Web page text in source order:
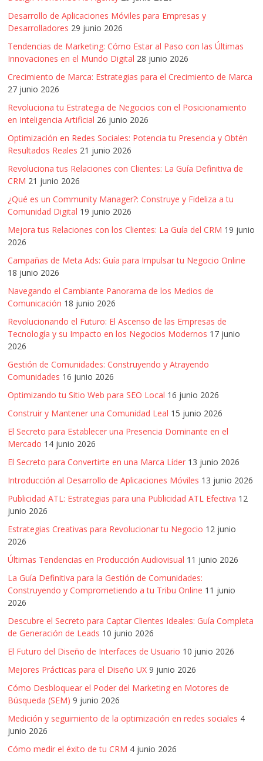
Agencias,
Empresas,
Negocios,
Tendencias,
Trendings,
Dinero,
Economía,
Diseño
Web,
Móviles,
Estrategias
Estrategias
Publicitarias,
Alianzas,
Clientes,
Innovación,
Tecnología,
Noticias,
Artículos,
Gente,
Contenidos
de
Calidad,
Eventos
Marketing,
Mercadotecnia,
Eventos
Publicitarios,
Colecciónes,
Marcas,
Insigns,
Radio,
Creatividad,
SEO,
SEM,
Free
Press,
Spots,
Comerciales,
Revistas,
Magazines
,
ATL,
BTL,
Periódicos
Producción
Gráfica
en
Desarrollo de Aplicaciones Móviles para Empresas y
Desarrolladores 29 junio 2026
Tendencias de Marketing: Cómo Estar al Paso con las Últimas
Innovaciones en el Mundo Digital 28 junio 2026
Crecimiento de Marca: Estrategias para el Crecimiento de Marca
27 junio 2026
Revoluciona tu Estrategia de Negocios con el Posicionamiento
en Inteligencia Artificial 26 junio 2026
Optimización en Redes Sociales: Potencia tu Presencia y Obtén
Resultados Reales 21 junio 2026
Revoluciona tus Relaciones con Clientes: La Guía Definitiva de
CRM 21 junio 2026
¿Qué es un Community Manager?: Construye y Fideliza a tu
Comunidad Digital 19 junio 2026
Mejora tus Relaciones con los Clientes: La Guía del CRM 19 junio
2026
Campañas de Meta Ads: Guía para Impulsar tu Negocio Online
18 junio 2026
Navegando el Cambiante Panorama de los Medios de
Comunicación 18 junio 2026
Revolucionando el Futuro: El Ascenso de las Empresas de
Tecnología y su Impacto en los Negocios Modernos 17 junio
2026
Gestión de Comunidades: Construyendo y Atrayendo
Comunidades 16 junio 2026
Optimizando tu Sitio Web para SEO Local 16 junio 2026
Construir y Mantener una Comunidad Leal 15 junio 2026
El Secreto para Establecer una Presencia Dominante en el
Mercado 14 junio 2026
El Secreto para Convertirte en una Marca Líder 13 junio 2026
Introducción al Desarrollo de Aplicaciones Móviles 13 junio 2026
Publicidad ATL: Estrategias para una Publicidad ATL Efectiva 12
junio 2026
Estrategias Creativas para Revolucionar tu Negocio 12 junio
2026
Últimas Tendencias en Producción Audiovisual 11 junio 2026
La Guía Definitiva para la Gestión de Comunidades:
Construyendo y Comprometiendo a tu Tribu Online 11 junio
2026
Descubre el Secreto para Captar Clientes Ideales: Guía Completa
de Generación de Leads 10 junio 2026
El Futuro del Diseño de Interfaces de Usuario 10 junio 2026
Mejores Prácticas para el Diseño UX 9 junio 2026
Cómo Desbloquear el Poder del Marketing en Motores de
Búsqueda (SEM) 9 junio 2026
Medición y seguimiento de la optimización en redes sociales 4
junio 2026
Cómo medir el éxito de tu CRM 4 junio 2026